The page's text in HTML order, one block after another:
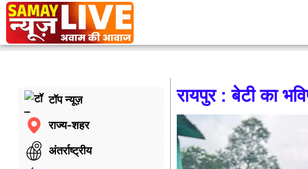
टॉप न्यूज़
राज्य-शहर
अंतर्राष्ट्रीय
रायपुर : बेटी का